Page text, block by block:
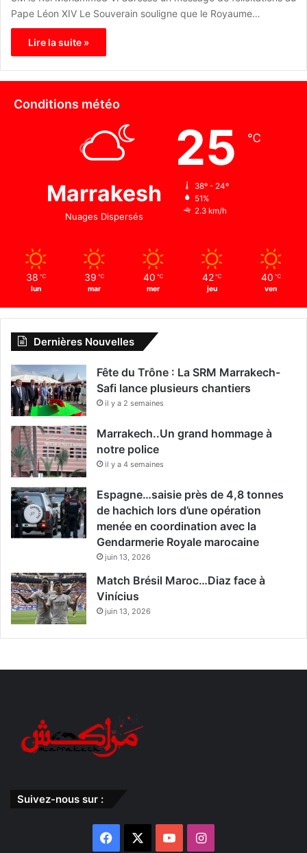
Pape Léon XIV Le Souverain souligne que le Royaume…
Lire la suite »
Conditions météo
Marrakesh
Nuages Dispersés
25 ℃
38º - 24º
51%
2.3 km/h
38 ℃
lun
39 ℃
mar
40 ℃
mer
42 ℃
jeu
40 ℃
ven
Dernières Nouvelles
Fête du Trône : La SRM Marrakech-
Safi lance plusieurs chantiers
il y a 2 semaines
Marrakech..Un grand hommage à
notre police
il y a 4 semaines
Espagne…saisie près de 4,8 tonnes
de hachich lors d’une opération
menée en coordination avec la
Gendarmerie Royale marocaine
juin 13, 2026
Match Brésil Maroc…Diaz face à
Vinícius
juin 13, 2026
Suivez-nous sur :
Facebook YouTubeInstagram